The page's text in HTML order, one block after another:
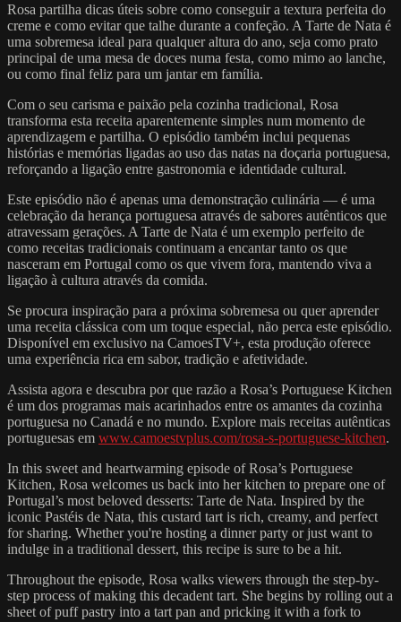
Rosa partilha dicas úteis sobre como conseguir a textura perfeita do
creme e como evitar que talhe durante a confeção. A Tarte de Nata é
uma sobremesa ideal para qualquer altura do ano, seja como prato
principal de uma mesa de doces numa festa, como mimo ao lanche,
ou como final feliz para um jantar em família.
Com o seu carisma e paixão pela cozinha tradicional, Rosa
transforma esta receita aparentemente simples num momento de
aprendizagem e partilha. O episódio também inclui pequenas
histórias e memórias ligadas ao uso das natas na doçaria portuguesa,
reforçando a ligação entre gastronomia e identidade cultural.
Este episódio não é apenas uma demonstração culinária — é uma
celebração da herança portuguesa através de sabores autênticos que
atravessam gerações. A Tarte de Nata é um exemplo perfeito de
como receitas tradicionais continuam a encantar tanto os que
nasceram em Portugal como os que vivem fora, mantendo viva a
ligação à cultura através da comida.
Se procura inspiração para a próxima sobremesa ou quer aprender
uma receita clássica com um toque especial, não perca este episódio.
Disponível em exclusivo na CamoesTV+, esta produção oferece
uma experiência rica em sabor, tradição e afetividade.
Assista agora e descubra por que razão a Rosa’s Portuguese Kitchen
é um dos programas mais acarinhados entre os amantes da cozinha
portuguesa no Canadá e no mundo. Explore mais receitas autênticas
portuguesas em www.camoestvplus.com/rosa-s-portuguese-kitchen.
In this sweet and heartwarming episode of Rosa’s Portuguese
Kitchen, Rosa welcomes us back into her kitchen to prepare one of
Portugal’s most beloved desserts: Tarte de Nata. Inspired by the
iconic Pastéis de Nata, this custard tart is rich, creamy, and perfect
for sharing. Whether you're hosting a dinner party or just want to
indulge in a traditional dessert, this recipe is sure to be a hit.
Throughout the episode, Rosa walks viewers through the step-by-
step process of making this decadent tart. She begins by rolling out a
sheet of puff pastry into a tart pan and pricking it with a fork to